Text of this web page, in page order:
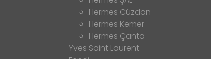
Hermes Cüzdan
Hermes Kemer
Hermes Çanta
Yves Saint Laurent